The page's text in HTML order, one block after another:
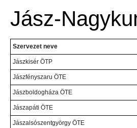
Jász-
Szervezet neve
Jászkisér ÖTP
Jászfényszaru ÖTE
Jászboldogháza ÖTE
Jászapáti ÖTE
Jászalsószentgyörgy ÖTE